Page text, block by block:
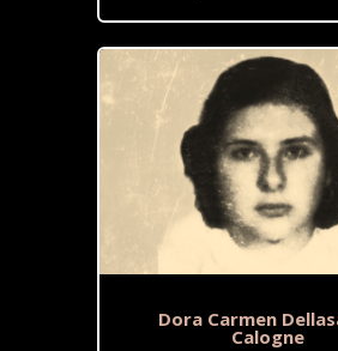
Dora Carmen
Calogne